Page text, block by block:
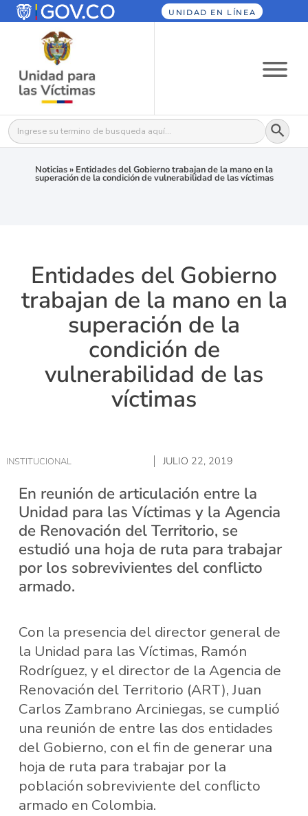
UNIDAD EN LÍNEA
Buscar: Botón
Noticias» Entidades del Gobierno trabajan de la mano en la
superación de la condición de vulnerabilidad de las víctimas
Entidades del Gobierno
trabajan de la mano en la
superación de la
condición de
vulnerabilidad de las
víctimas
INSTITUCIONAL JULIO 22, 2019
En reunión de articulación entre la
Unidad para las Víctimas y la Agencia
de Renovación del Territorio, se
estudió una hoja de ruta para trabajar
por los sobrevivientes del conflicto
armado.
Con la presencia del director general de
la Unidad para las Víctimas, Ramón
Rodríguez, y el director de la Agencia de
Renovación del Territorio (ART), Juan
Carlos Zambrano Arciniegas, se cumplió
una reunión de entre las dos entidades
del Gobierno, con el fin de generar una
hoja de ruta para trabajar por la
población sobreviviente del conflicto
armado en Colombia.